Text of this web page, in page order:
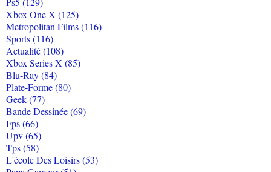
Xbox One X (125)
Metropolitan Films (116)
Sports (116)
Actualité (108)
Xbox Series X (85)
Blu-Ray (84)
Plate-Forme (80)
Geek (77)
Bande Dessinée (69)
Fps (66)
Upv (65)
Tps (58)
L'école Des Loisirs (53)